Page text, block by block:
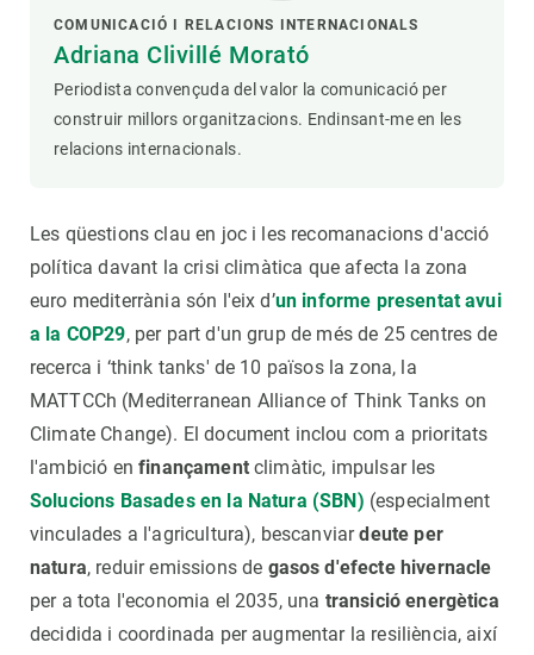
COMUNICACIÓ I RELACIONS INTERNACIONALS
Adriana Clivillé Morató
Periodista convençuda del valor la comunicació per
construir millors organitzacions. Endinsant-me en les
relacions internacionals.
Les qüestions clau en joc i les recomanacions d'acció
política davant la crisi climàtica que afecta la zona
euro mediterrània són l'eix d’un informe presentat avui
a la COP29, per part d'un grup de més de 25 centres de
recerca i ‘think tanks' de 10 països la zona, la
MATTCCh (Mediterranean Alliance of Think Tanks on
Climate Change). El document inclou com a prioritats
l'ambició enfinançamentclimàtic, impulsar les
Solucions Basades en la Natura (SBN) (especialment
vinculades a l'agricultura), bescanviardeute per
natura, reduir emissions de gasos d'efecte hivernacle
per a tota l'economia el 2035, una transició energètica
decidida i coordinada per augmentar la resiliència, així